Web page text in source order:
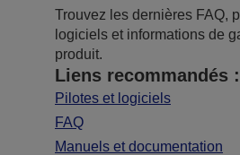
Trouvez les dernières FAQ,
logiciels et informations de
produit.
Liens recommandés :
Pilotes et logiciels
FAQ
Manuels et documentation